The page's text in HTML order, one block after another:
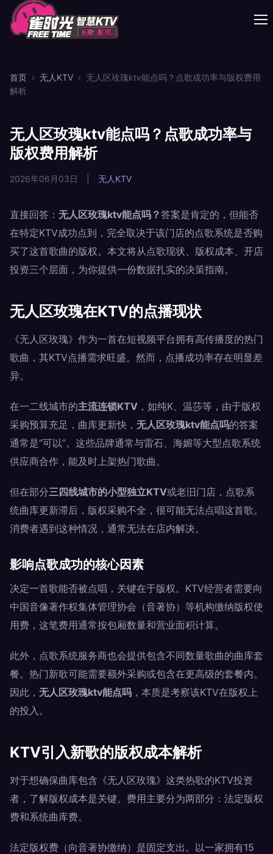
首页 › 无人KTV › 无人区玫瑰ktv能点吗？点歌成功率与版权费用
解析
无人区玫瑰ktv能点吗？点歌成功率与
版权费用解析
2026年06月03日 无人KTV
直接回答： 无人区玫瑰ktv能点吗？答案是肯定的，但能否
在特定KTV成功点到，完全取决于该门店的点歌系统是否购
买了这首歌曲的版权。本文将从点歌现状、版权成本、开店
投资三个层面，为你提供一份数据扎实的决策指南。
无人区玫瑰在KTV的点播现状
《无人区玫瑰》作为一首在短视频平台拥有高传播度的热门
歌曲，其KTV点播需求旺盛。然而，点播成功率存在明显差
异。
在一二线城市的主流连锁KTV ，如纯K、温莎等，由于版权
采购预算充足，曲库更新快， 无人区玫瑰ktv能点吗的答案
通常是“可以”。这些品牌通常与雷石、海媚等大型点歌系统
供应商合作，能及时上架热门歌曲。
但在部分三四线城市的小型独立KTV或老旧门店，点歌系
统曲库更新滞后，版权采购不全，很可能无法点唱这首歌。
消费者遇到这种情况，通常无法在店内解决。
影响点歌成功的核心因素
决定一首歌能否被点唱，关键在于版权。KTV经营者需要向
中国音像著作权集体管理协会（音著协）等机构缴纳版权使
用费，这笔费用通常按包厢数量和营业面积计算。
此外，点歌系统服务商也会提供包含不同数量歌曲的曲库套
餐。热门新歌可能需要额外采购或包含在更高级的套餐内。
因此， 无人区玫瑰ktv能点吗 ，本质是考察该KTV在版权上
的投入。
KTV引入新歌的版权成本解析
对于想确保曲库包含《无人区玫瑰》这类热歌的KTV投资
者，了解版权成本是关键。费用主要分为两部分：法定版权
费和系统曲库费。
法定版权费（向音著协缴纳）是固定支出。以一家拥有15